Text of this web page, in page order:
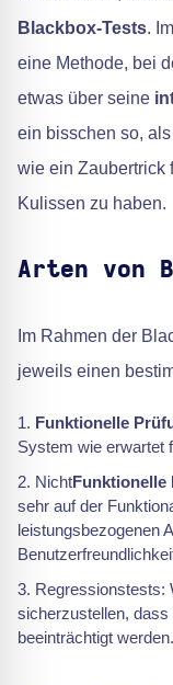
Blackbox-Tests.
eine Methode, bei
etwas über seine
ein bisschen so,
wie ein Zaubertrick
Kulissen zu haben.
Arten von
Im Rahmen der
jeweils einen
Funktionelle
System wie erwartet
NichtFunktionelle
sehr auf der
leistungsbezogenen
Regressionstests:
sicherzustellen, dass
beeinträchtigt werden.